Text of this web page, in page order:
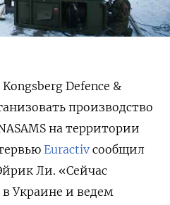
Defence &
производство
на территории
Euractiv сообщил
Ли. «Сейчас
Украине и ведем